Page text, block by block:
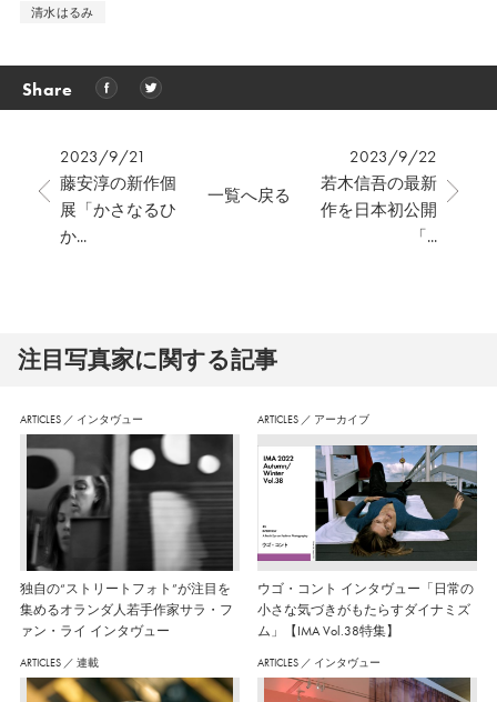
清水はるみ
Share
2023/9/21
藤安淳の新作個
展「かさなるひ
か...
2023/9/22
若木信吾の最新
作を日本初公開
「...
一覧へ戻る
注⽬写真家に関する記事
ARTICLES ／ インタヴュー
独自の“ストリートフォト”が注目を
集めるオランダ人若手作家サラ・フ
ァン・ライ インタヴュー
ARTICLES ／ アーカイブ
ウゴ・コント インタヴュー「日常の
小さな気づきがもたらすダイナミズ
ム」【IMA Vol.38特集】
ARTICLES ／ 連載 ARTICLES ／ インタヴュー